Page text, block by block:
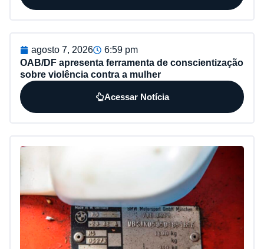
agosto 7, 2026
6:59 pm
OAB/DF apresenta ferramenta de conscientização
sobre violência contra a mulher
Acessar Notícia